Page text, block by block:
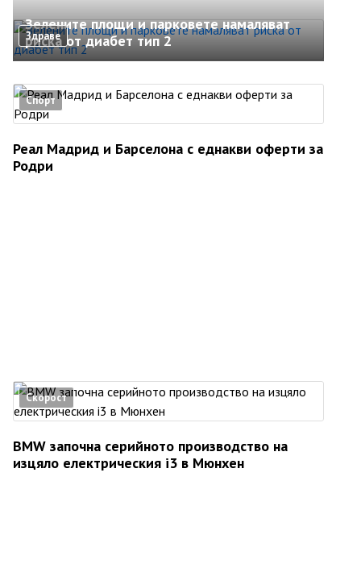
Здраве
Зелените площи и парковете намаляват
риска от диабет тип 2
Спорт
Реал Мадрид и Барселона с еднакви оферти за
Родри
Скорост
BMW започна серийното производство на
изцяло електрическия i3 в Мюнхен